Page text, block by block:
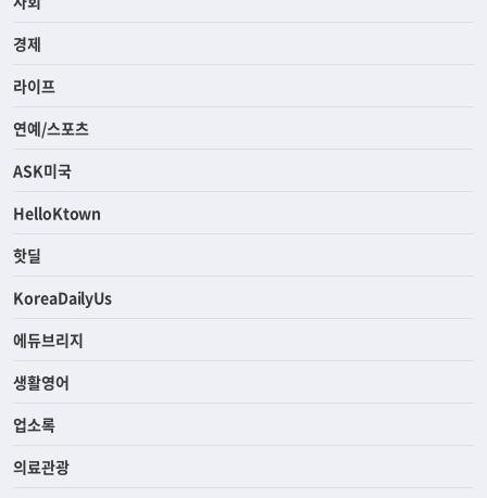
경제
라이프
연예/스포츠
ASK미국
HelloKtown
핫딜
KoreaDailyUs
에듀브리지
생활영어
업소록
의료관광